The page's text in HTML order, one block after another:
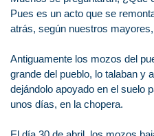
Pues es un acto que se
atrás, según nuestros
Antiguamente los mozos del
grande del pueblo, lo talaban y
dejándolo apoyado en el suelo
unos días, en la chopera.